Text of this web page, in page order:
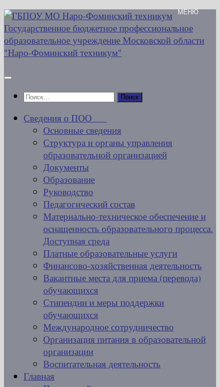
Перейти
к
содержимому
Найти:
Сведения о ПОО
Основные сведения
Структура и органы управления
образовательной организацией
Документы
Образование
Руководство
Педагогический состав
Материально-техническое обеспечение и
оснащенность образовательного процесса.
Доступная среда
Платные образовательные услуги
Финансово-хозяйственная деятельность
Вакантные места для приема (перевода)
обучающихся
Стипендии и меры поддержки
обучающихся
Международное сотрудничество
Организация питания в образовательной
организации
Воспитательная деятельность
Главная